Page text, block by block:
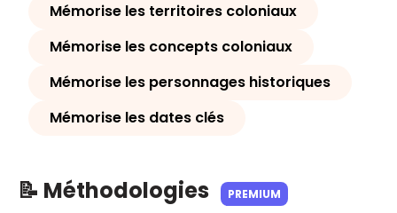
Mémorise les territoires coloniaux
Mémorise les concepts coloniaux
Mémorise les personnages historiques
Mémorise les dates clés
📝 Méthodologies PREMIUM